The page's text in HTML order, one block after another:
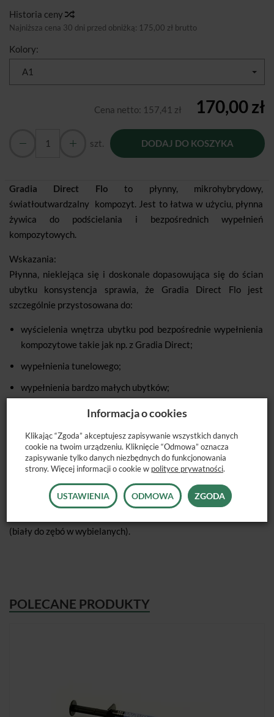
Historia ceny
Najniższa cena 30 dni przed obniżką: 175,00 zł brutto
Kolory:
A1
Cena netto: 157,41 zł 170,00 zł
szt. DODAJ DO KOSZYKA
Gradia Direct Flo to płynny, mikrohybrydowy,
światłoutwardzalny kompozyt. Jest to łatwa w użyciu, płynna
żywica do podścielania i bezpośrednich wypełnień
kompozytowych.
Wskazania:
Płynna, nieklejąca się i doskonale dopasowująca się do ścian
ubytku konsystencja sprawia, że Gradia Direct Flo jest
szczególnie przystosowana do:
wyścielenia wnętrza ubytku pod bezpośrednie wypełnienia
kompozytowe takie jak np. z Gradia Direct;
wypełnienia tunelowego;
wypełnienia bardzo małych ubytków;
korekty małych nieregularności kształtu zęba;
naprawy uszkodzonych wypełnień kompozytowych.
Strzykawka 1,5g (0,8mL)
Dostępne opakowanie: 2 x 1,5g + końcówki.
Dostepne kolory: A1, A2, A3, A3.5, AO3, CV (odcień do szyjek),
(biały do zębó w wybielanych).
POLECANE PRODUKTY
Informacja o cookies
Klikając “Zgoda” akceptujesz zapisywanie wszystkich danych
cookie na twoim urządzeniu. Kliknięcie “Odmowa” oznacza
zapisywanie tylko danych niezbędnych do funkcjonowania
strony. Więcej informacji o cookie w polityce prywatności.
USTAWIENIA ODMOWA ZGODA